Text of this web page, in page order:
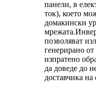
панели, в
ток), което
домакински
позволяват
генерирано
изпратено
да доведе до
доставчика на